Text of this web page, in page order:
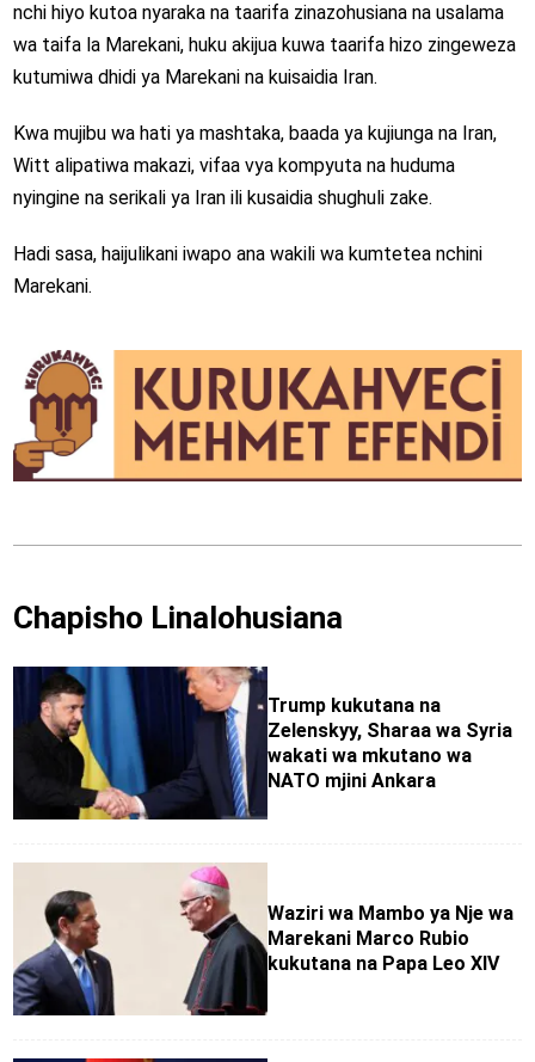
nchi hiyo kutoa nyaraka na taarifa zinazohusiana na usalama
wa taifa la Marekani, huku akijua kuwa taarifa hizo zingeweza
kutumiwa dhidi ya Marekani na kuisaidia Iran.
Kwa mujibu wa hati ya mashtaka, baada ya kujiunga na Iran,
Witt alipatiwa makazi, vifaa vya kompyuta na huduma
nyingine na serikali ya Iran ili kusaidia shughuli zake.
Hadi sasa, haijulikani iwapo ana wakili wa kumtetea nchini
Marekani.
Chapisho Linalohusiana
Trump kukutana na
Zelenskyy, Sharaa wa Syria
wakati wa mkutano wa
NATO mjini Ankara
Waziri wa Mambo ya Nje wa
Marekani Marco Rubio
kukutana na Papa Leo XIV